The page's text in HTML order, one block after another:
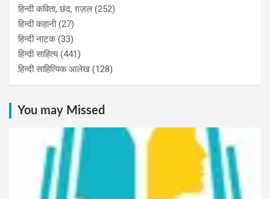
हिन्दी कविता, छंद, ग़ज़ल (252)
हिन्दी कहानी(27)
हिन्‍दी नाटक(33)
हिन्दी साहित्य(441)
हिन्दी साहित्यिक आलेख (128)
You may Missed